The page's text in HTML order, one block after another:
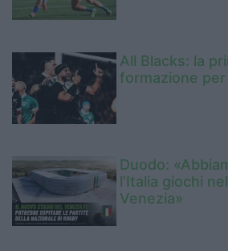
All Blacks: la
formazione per
Duodo:
l’Italia giochi
Venezia»